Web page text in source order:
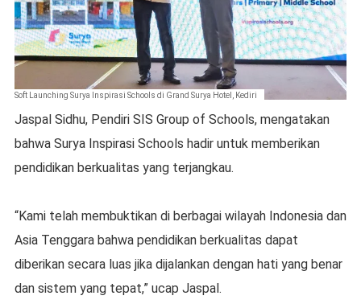
Soft Launching Surya Inspirasi Schools di Grand Surya Hotel, Kediri
Jaspal Sidhu, Pendiri SIS Group of Schools, mengatakan
bahwa Surya Inspirasi Schools hadir untuk memberikan
pendidikan berkualitas yang terjangkau.
“Kami telah membuktikan di berbagai wilayah Indonesia dan
Asia Tenggara bahwa pendidikan berkualitas dapat
diberikan secara luas jika dijalankan dengan hati yang benar
dan sistem yang tepat,” ucap Jaspal.